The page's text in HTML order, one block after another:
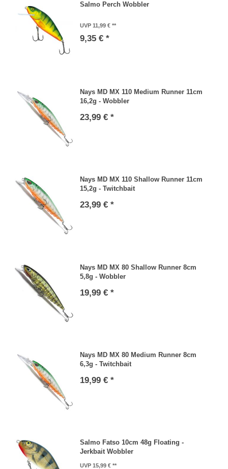
Salmo Perch Wobbler
UVP 11,99 €
9,35 € *
Nays MD MX 110 Medium Runner 11cm
16,2g - Wobbler
23,99 € *
Nays MD MX 110 Shallow Runner 11cm
15,2g - Twitchbait
23,99 € *
Nays MD MX 80 Shallow Runner 8cm
5,8g - Wobbler
19,99 € *
Nays MD MX 80 Medium Runner 8cm
6,3g - Twitchbait
19,99 € *
Salmo Fatso 10cm 48g Floating -
Jerkbait Wobbler
UVP 15,99 €